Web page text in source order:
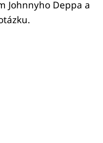
Johnnyho Deppa a